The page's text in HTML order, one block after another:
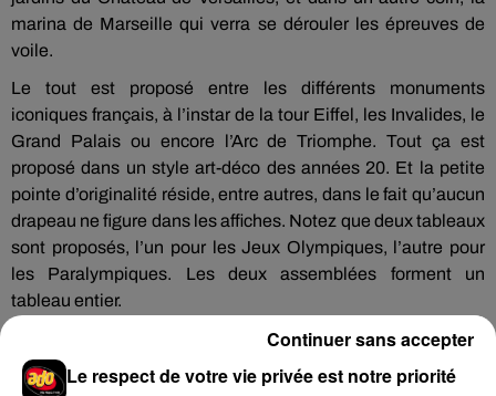
marina de Marseille qui verra se dérouler les épreuves de
voile.
Le tout est proposé entre les différents monuments
iconiques français, à l’instar de la tour Eiffel, les Invalides, le
Grand Palais ou encore l’Arc de Triomphe. Tout ça est
proposé dans un style art-déco des années 20. Et la petite
pointe d’originalité réside, entre autres, dans le fait qu’aucun
drapeau ne figure dans les affiches. Notez que deux tableaux
sont proposés, l’un pour les Jeux Olympiques, l’autre pour
les Paralympiques. Les deux assemblées forment un
tableau entier.
Le respect de votre vie privée est notre priorité
Continuer sans accepter